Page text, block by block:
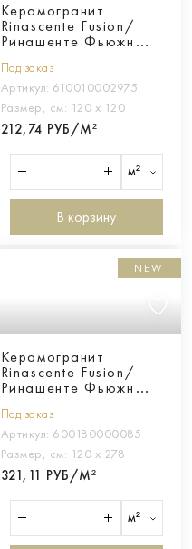
Керамогранит
Rinascente Fusion/
Ринашенте Фьюжн
Под заказ
Артикул: 610010002975
Размер, см: 120 х 120
212,74 РУБ/М²
м²
В корзину
NEW
Керамогранит
Rinascente Fusion/
Ринашенте Фьюжн
120Х278
Под заказ
Артикул: 600180000085
Размер, см: 120 х 278
321,11 РУБ/М²
м²